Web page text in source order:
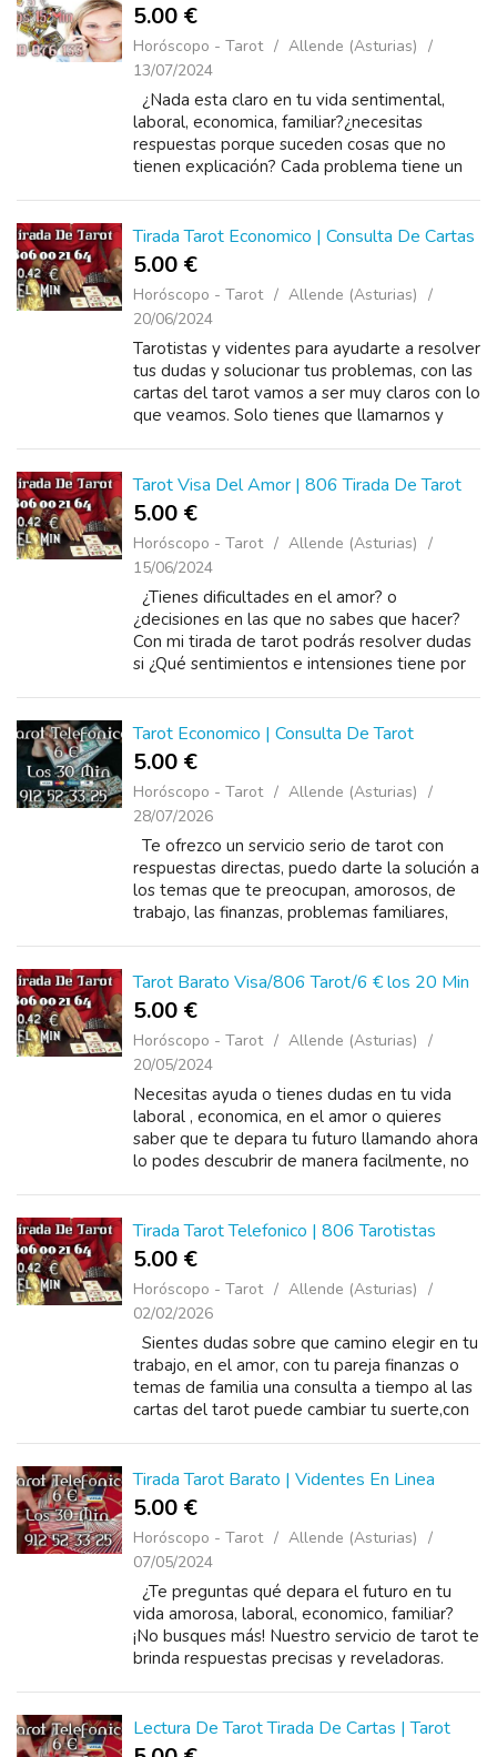
5.00 €
Horóscopo - Tarot
Allende (Asturias)
13/07/2024
¿Nada esta claro en tu vida sentimental,
laboral, economica, familiar?¿necesitas
respuestas porque suceden cosas que no
tienen explicación? Cada problema tiene un
Tirada Tarot Economico | Consulta De Cartas
5.00 €
Horóscopo - Tarot
Allende (Asturias)
20/06/2024
Tarotistas y videntes para ayudarte a resolver
tus dudas y solucionar tus problemas, con las
cartas del tarot vamos a ser muy claros con lo
que veamos. Solo tienes que llamarnos y
Tarot Visa Del Amor | 806 Tirada De Tarot
5.00 €
Horóscopo - Tarot
Allende (Asturias)
15/06/2024
¿Tienes dificultades en el amor? o
¿decisiones en las que no sabes que hacer?
Con mi tirada de tarot podrás resolver dudas
si ¿Qué sentimientos e intensiones tiene por
Tarot Economico | Consulta De Tarot
5.00 €
Horóscopo - Tarot
Allende (Asturias)
28/07/2026
Te ofrezco un servicio serio de tarot con
respuestas directas, puedo darte la solución a
los temas que te preocupan, amorosos, de
trabajo, las finanzas, problemas familiares,
Tarot Barato Visa/806 Tarot/6 € los 20 Min
5.00 €
Horóscopo - Tarot
Allende (Asturias)
20/05/2024
Necesitas ayuda o tienes dudas en tu vida
laboral , economica, en el amor o quieres
saber que te depara tu futuro llamando ahora
lo podes descubrir de manera facilmente, no
Tirada Tarot Telefonico | 806 Tarotistas
5.00 €
Horóscopo - Tarot
Allende (Asturias)
02/02/2026
Sientes dudas sobre que camino elegir en tu
trabajo, en el amor, con tu pareja finanzas o
temas de familia una consulta a tiempo al las
cartas del tarot puede cambiar tu suerte,con
Tirada Tarot Barato | Videntes En Linea
5.00 €
Horóscopo - Tarot
Allende (Asturias)
07/05/2024
¿Te preguntas qué depara el futuro en tu
vida amorosa, laboral, economico, familiar?
¡No busques más! Nuestro servicio de tarot te
brinda respuestas precisas y reveladoras.
Lectura De Tarot Tirada De Cartas | Tarot